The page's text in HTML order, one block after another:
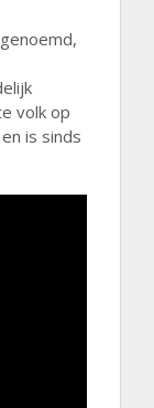
volk op
is sinds